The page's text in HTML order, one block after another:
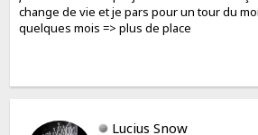
change de vie et je pars pour un tour du
quelques mois => plus de place
Lucius Snow